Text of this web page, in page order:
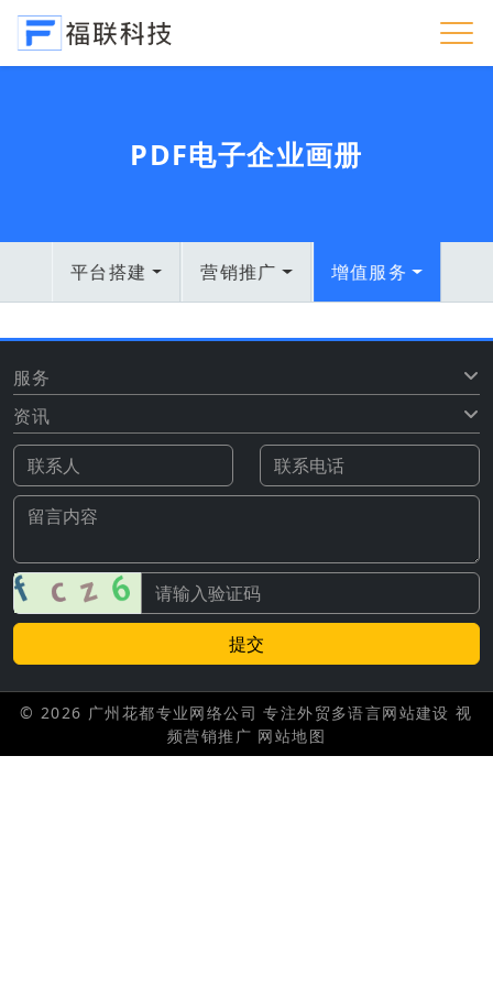
PDF电子企业画册
平台搭建 营销推广 增值服务
服务
资讯
提交
© 2026 广州花都专业网络公司 专注外贸多语言网站建设 视
频营销推广 网站地图